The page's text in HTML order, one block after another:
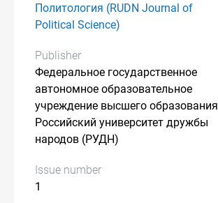
Политология (RUDN Journal of
Political Science)
Publisher
Федеральное государственное
автономное образовательное
учреждение высшего образования
Российский университет дружбы
народов (РУДН)
Issue number
1